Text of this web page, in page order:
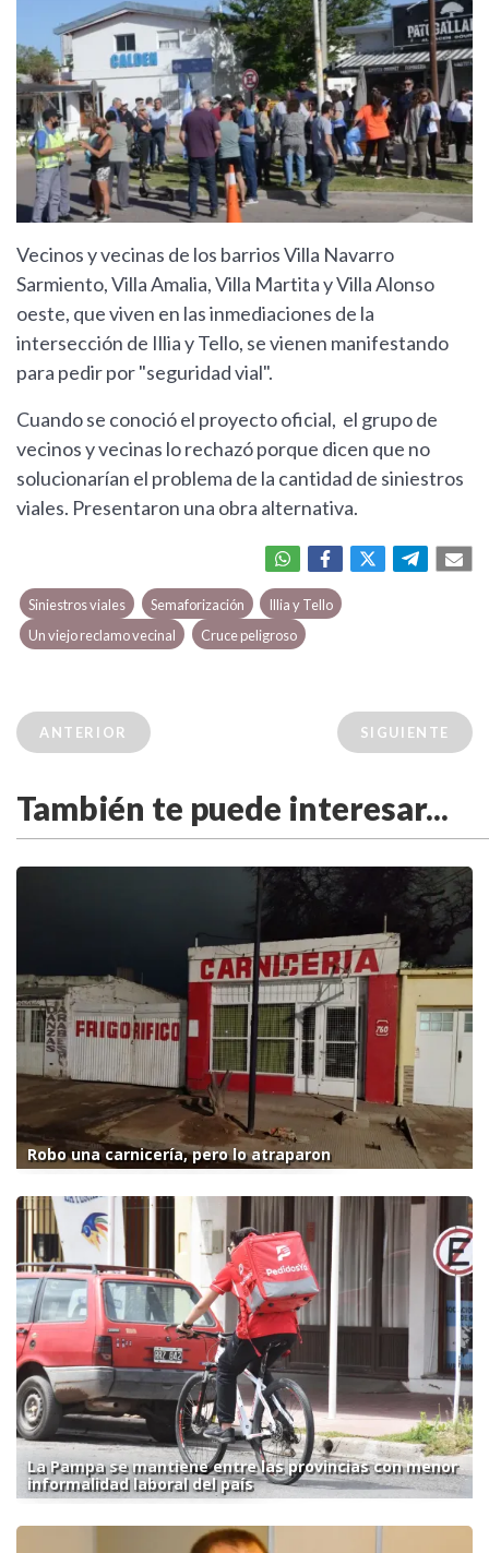
Vecinos y vecinas de los barrios Villa Navarro
Sarmiento, Villa Amalia, Villa Martita y Villa Alonso
oeste, que viven en las inmediaciones de la
intersección de Illia y Tello, se vienen manifestando
para pedir por "seguridad vial".
Cuando se conoció el proyecto oficial, el grupo de
vecinos y vecinas lo rechazó porque dicen que no
solucionarían el problema de la cantidad de siniestros
viales. Presentaron una obra alternativa.
Siniestros viales Semaforización
Illia y Tello
Un viejo reclamo vecinal
Cruce peligroso
ANTERIOR SIGUIENTE
También te puede interesar...
Robo una carnicería, pero lo atraparon
La Pampa se mantiene entre las provincias con menor
informalidad laboral del país